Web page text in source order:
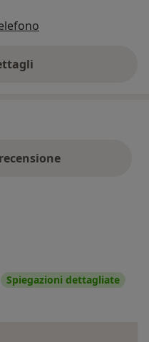
Spiegazioni dettagliate